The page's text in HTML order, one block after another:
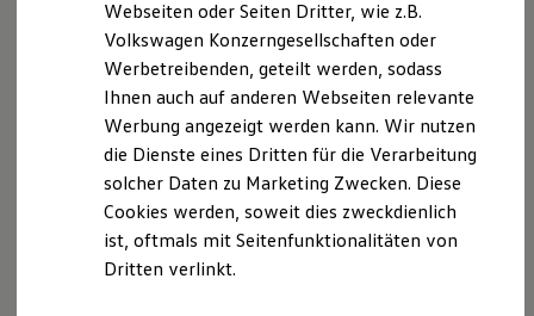
T-Roc Kollektion
Golf Kollektion
ID. Kollektion
Volkswagen Kollektion
R-Kollektion
GTI Kollektion
Fußball Drop
we drive football
#wedriveproud
Besitzer und Service
Software Updates
Service und Ersatzteile
Mail:mail@verbraucher-schlichter.de‍Diese
Schlichtungsstelle ist eine „Allgemeine
Verbraucherschlichtungsstelle“ nach § 4 Absatz 2 Satz
2 VSBG.
Copyright: Alle Rechte der Homepage liegen bei der
Herausgeberin. Alle in diesem Dokument
aufgeführten Warenzeichen sind Eigentum der
jeweiligen Firma. Haftungshinweis: Trotz sorgfältiger
inhaltlicher Kontrolle übernehmen wir keine Haftung
Webseiten oder Seiten Dritter, wie z.B.
Volkswagen Konzerngesellschaften oder
Werbetreibenden, geteilt werden, sodass
Ihnen auch auf anderen Webseiten relevante
Werbung angezeigt werden kann. Wir nutzen
die Dienste eines Dritten für die Verarbeitung
solcher Daten zu Marketing Zwecken. Diese
Cookies werden, soweit dies zweckdienlich
ist, oftmals mit Seitenfunktionalitäten von
Dritten verlinkt.